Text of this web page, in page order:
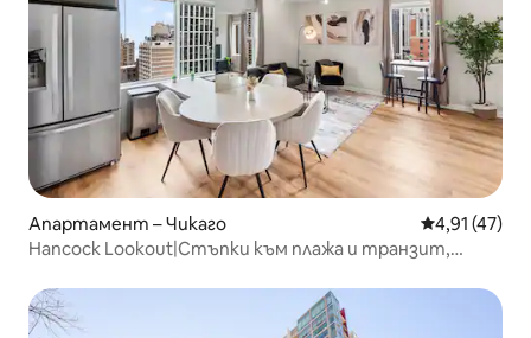
Апартамент – Чикаго Средна
4,91 (47)
Hancock Lookout|Стъпки към плажа и транзит,